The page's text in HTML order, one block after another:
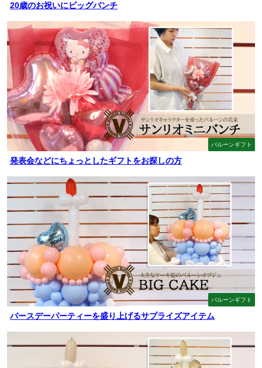
20歳のお祝いにビッグバンチ
バルーンギフト
発表会などにちょっとしたギフトをお探しの方
バルーンギフト
バースデーパーティーを盛り上げるサプライズアイテム